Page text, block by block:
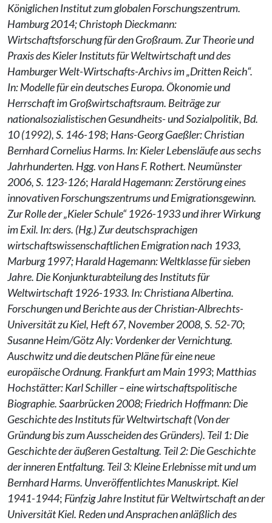
Königlichen Institut zum globalen Forschungszentrum.
Hamburg 2014;Christoph Dieckmann:
Wirtschaftsforschung für den Großraum. Zur Theorie und
Praxis des Kieler Instituts für Weltwirtschaft und des
Hamburger Welt-Wirtschafts-Archivs im „Dritten Reich“.
In: Modelle für ein deutsches Europa. Ökonomie und
Herrschaft im Großwirtschaftsraum. Beiträge zur
nationalsozialistischen Gesundheits- und Sozialpolitik, Bd.
10 (1992), S. 146-198; Hans-Georg Gaeßler: Christian
Bernhard Cornelius Harms. In: Kieler Lebensläufe aus sechs
Jahrhunderten. Hgg. von Hans F. Rothert. Neumünster
2006, S. 123-126; Harald Hagemann: Zerstörung eines
innovativen Forschungszentrums und Emigrationsgewinn.
Zur Rolle der „Kieler Schule“ 1926-1933 und ihrer Wirkung
im Exil. In: ders. (Hg.) Zur deutschsprachigen
wirtschaftswissenschaftlichen Emigration nach 1933,
Marburg 1997;Harald Hagemann: Weltklasse für sieben
Jahre. Die Konjunkturabteilung des Instituts für
Weltwirtschaft 1926-1933. In: Christiana Albertina.
Forschungen und Berichte aus der Christian-Albrechts-
Universität zu Kiel, Heft 67, November 2008, S. 52-70;
Susanne Heim/Götz Aly: Vordenker der Vernichtung.
Auschwitz und die deutschen Pläne für eine neue
europäische Ordnung. Frankfurt am Main 1993; Matthias
Hochstätter: Karl Schiller – eine wirtschaftspolitische
Biographie. Saarbrücken 2008; Friedrich Hoffmann: Die
Geschichte des Instituts für Weltwirtschaft (Von der
Gründung bis zum Ausscheiden des Gründers). Teil 1: Die
Geschichte der äußeren Gestaltung. Teil 2: Die Geschichte
der inneren Entfaltung. Teil 3: Kleine Erlebnisse mit und um
Bernhard Harms. Unveröffentlichtes Manuskript. Kiel
1941-1944; Fünfzig Jahre Institut für Weltwirtschaft an der
Universität Kiel. Reden und Ansprachen anläßlich des